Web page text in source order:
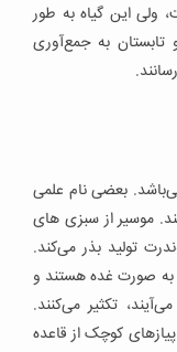
ولی این گیاه به طور
به جمع‌آوری
بعضی نام علمی
موسیر از سبزی ‌های
تولید بذر می‌کند.
به صورت غده هستند و
تکثیر می‌کنند.
کوچک از قاعده